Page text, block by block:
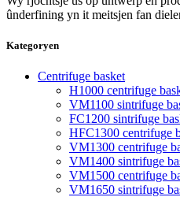
ûnderfining yn it meitsjen fan
Kategoryen
Centrifuge basket
H1000 centrifuge
VM1100 sintrifuge
FC1200 sintrifuge
HFC1300 centrifuge
VM1300 centrifuge
VM1400 sintrifuge
VM1500 centrifuge
VM1650 sintrifuge